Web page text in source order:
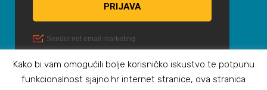
Kako bi vam omogućili bolje korisničko iskustvo te potpunu
funkcionalnost sjajno.hr internet stranice, ova stranica